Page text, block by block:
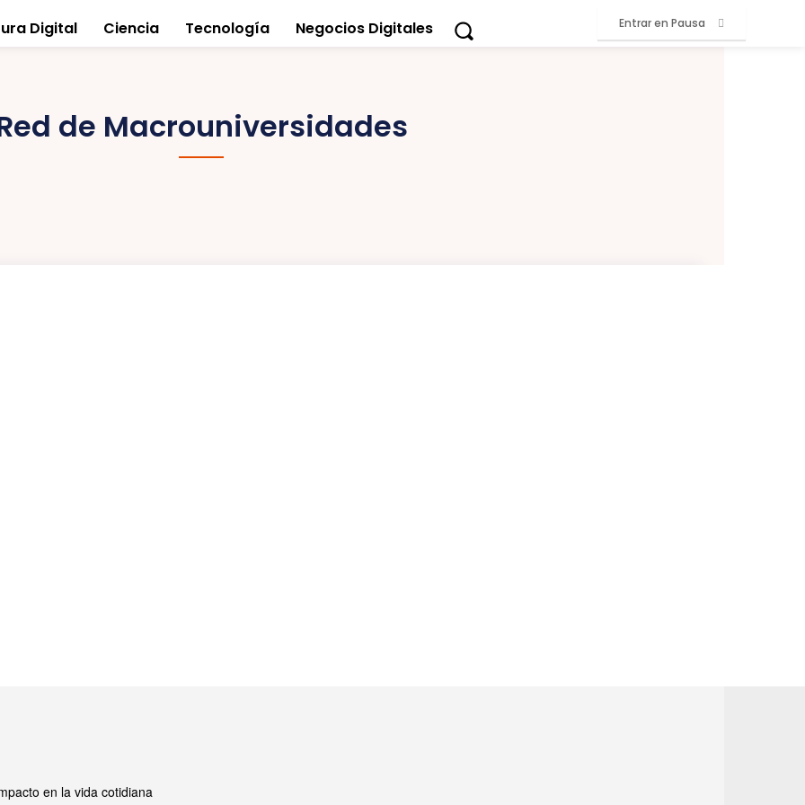
Digital Ciencia Tecnología Negocios Digitales Entrar en Pausa
de Macrouniversidades
en la vida cotidiana